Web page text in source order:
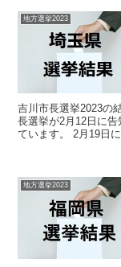
地方選挙2023
吉川市長選挙2023の
長選挙が2月12日に
ています。 2月19日
地方選挙2023